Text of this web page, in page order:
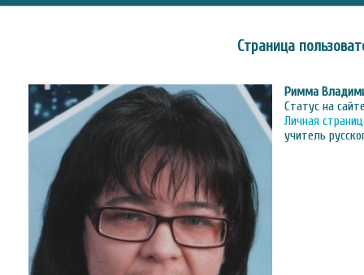
Страница
Римма
Статус на
Личная
учитель